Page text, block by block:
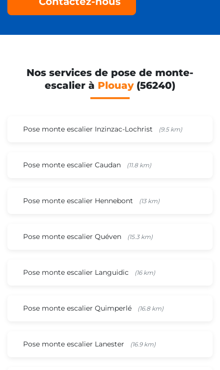
Nos services de pose de monte-
escalier à Plouay(56240)
Pose monte escalier Inzinzac-Lochrist (9.5 km)
Pose monte escalier Caudan (11.8 km)
Pose monte escalier Hennebont (13 km)
Pose monte escalier Quéven (15.3 km)
Pose monte escalier Languidic (16 km)
Pose monte escalier Quimperlé (16.8 km)
Pose monte escalier Lanester (16.9 km)